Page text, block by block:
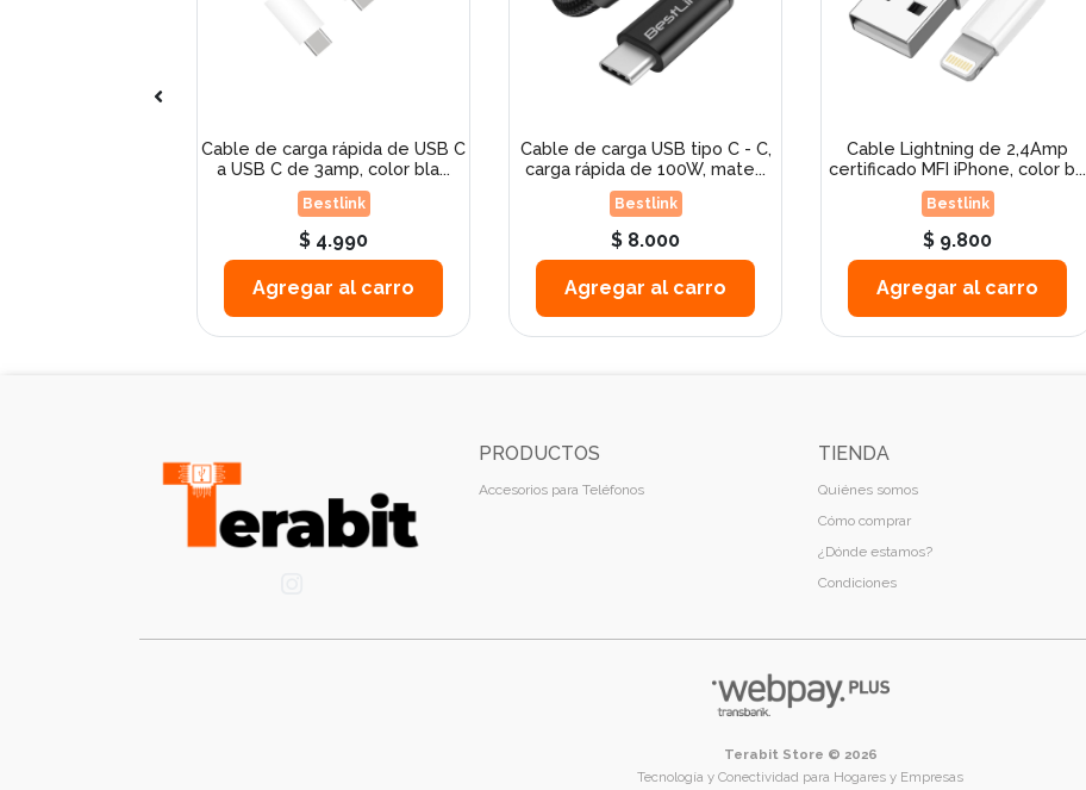
Cable de carga rápida de USB C
a USB C de 3amp, color bla...
Bestlink
$ 4.990
Agregar al carro
Cable de carga USB tipo C - C,
carga rápida de 100W, mate...
Bestlink
$ 8.000
Agregar al carro
Cable Lightning de 2,4Amp
certificado MFI iPhone, color b...
Bestlink
$ 9.800
Agregar al carro
PRODUCTOS
Accesorios para Teléfonos
TIENDA
Quiénes somos
Cómo comprar
¿Dónde estamos?
Condiciones
Terabit Store © 2026
Tecnología y Conectividad para Hogares y Empresas